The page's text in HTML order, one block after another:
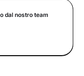
dal nostro team